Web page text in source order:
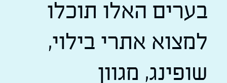
בערים האלו תוכלו
למצוא אתרי בילוי,
שופינג, מגוון